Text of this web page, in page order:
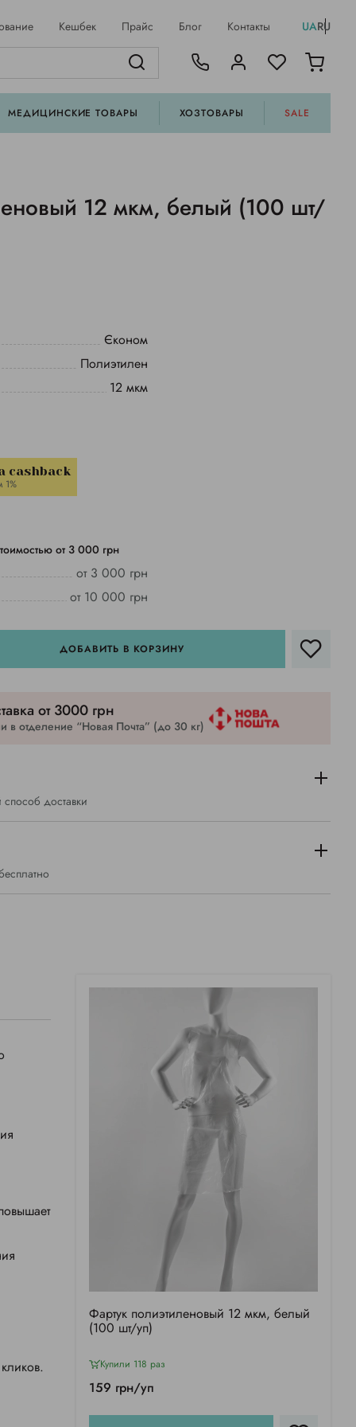
Кешбек Прайс Блог Контакты UARU
МЕДИЦИНСКИЕ ТОВАРЫ ХОЗТОВАРЫ SALE
12 мкм, белый (100 шт/
Єконом
Полиэтилен
12 мкм
cashback
1%
от 3 000 грн
от 3 000 грн
от 10 000 грн
ДОБАВИТЬ В КОРЗИНУ
от 3000 грн
в отделение “Новая Почта” (до 30 кг)
доставки
Фартук полиэтиленовый 12 мкм, белый
(100 шт/уп)
Купили 118 раз
159 грн/уп